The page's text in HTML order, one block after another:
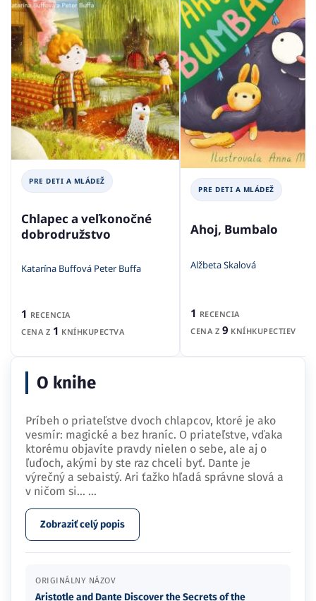
PRE DETI A MLÁDEŽ
Chlapec a veľkonočné
dobrodružstvo
Katarína Buffová Peter Buffa
1 RECENCIA
CENA Z 1 KNÍHKUPECTVA
PRE DETI A MLÁDEŽ
Ahoj, Bumbalo
Alžbeta Skalová
1 RECENCIA
CENA Z 9 KNÍHKUPECTIEV
O knihe
Príbeh o priateľstve dvoch chlapcov, ktoré je ako
vesmír: magické a bez hraníc. O priateľstve, vďaka
ktorému objavíte pravdy nielen o sebe, ale aj o
ľuďoch, akými by ste raz chceli byť. Dante je
výrečný a sebaistý. Ari ťažko hľadá správne slová a
v ničom si… ...
Zobraziť celý popis
ORIGINÁLNY NÁZOV
Aristotle and Dante Discover the Secrets of the